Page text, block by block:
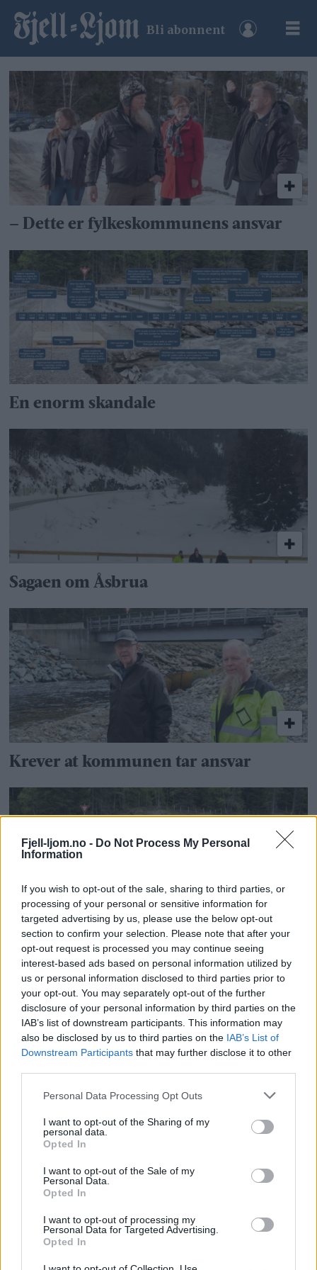
Fjell-ljom.no - Do Not Process My Personal
Information
If you wish to opt-out of the sale, sharing to third parties, or
processing of your personal or sensitive information for
targeted advertising by us, please use the below opt-out
section to confirm your selection. Please note that after your
opt-out request is processed you may continue seeing
interest-based ads based on personal information utilized by
us or personal information disclosed to third parties prior to
your opt-out. You may separately opt-out of the further
disclosure of your personal information by third parties on the
IAB’s list of downstream participants. This information may
also be disclosed by us to third parties on the IAB’s List of
Downstream Participants that may further disclose it to other
Personal Data Processing Opt Outs
I want to opt-out of the Sharing of my
personal data.
Opted In
I want to opt-out of the Sale of my
Personal Data.
Opted In
I want to opt-out of processing my
Personal Data for Targeted Advertising.
Opted In
Bli abonnent
Tag:
åsbrua
– Dette er fylkeskommunens ansvar
En enorm skandale
Sagaen om Åsbrua
Krever at kommunen tar ansvar
– Vi er avhengige av at vannstanden går
ned
Fjell-Ljom arbeider etterVær Varsom-
plakatens regler
for god presseskikk.
Den som mener seg rammet av urettmessig
medieomtale, oppfordres til å ta kontakt
Pressens Faglige Utvalg (PFU) er et
klageorgan som behandler klager mot
mediene i presseetiske spørsmål.